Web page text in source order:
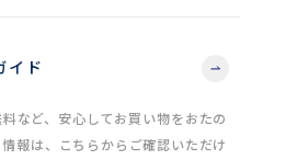
イド
など、安心してお買い物をおたの
報は、こちらからご確認いただけ